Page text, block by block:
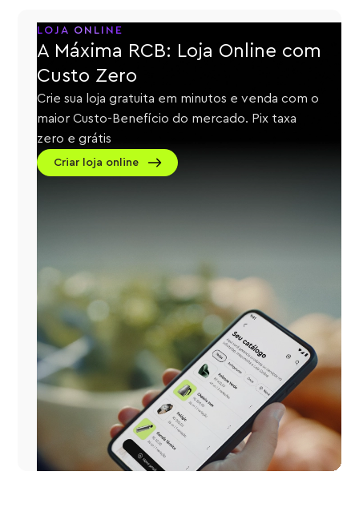
LOJA ONLINE
A Máxima RCB: Loja Online com
Custo Zero
Crie sua loja gratuita em minutos e venda com o
maior Custo-Benefício do mercado. Pix taxa
zero e grátis
Criar loja online